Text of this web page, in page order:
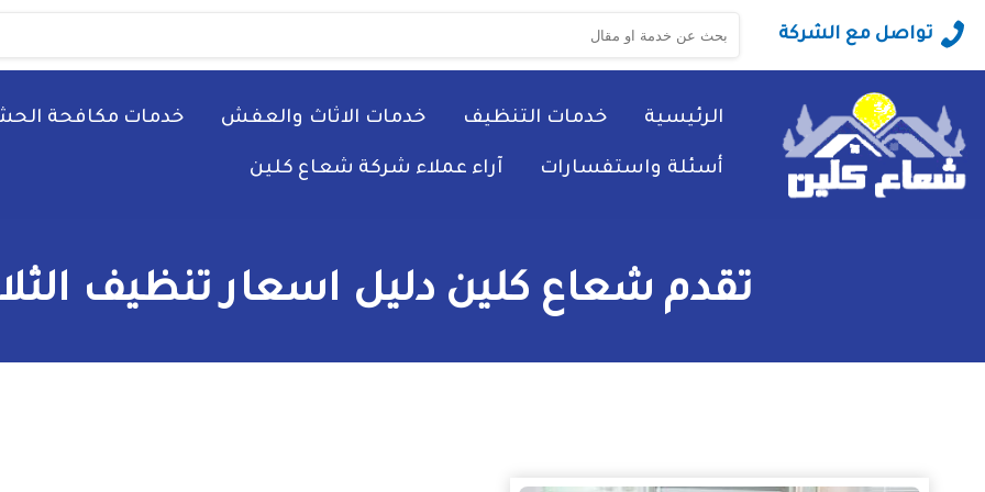
تواصل مع الشركة
البحث
عن:
الرئيسية خدمات التنظيف خدمات الاثاث والعفش خدمات مكافحة
أسئلة واستفسارات آراء عملاء شركة شعاع كلين
تقدم شعاع كلين دليل اسعار تنظيف